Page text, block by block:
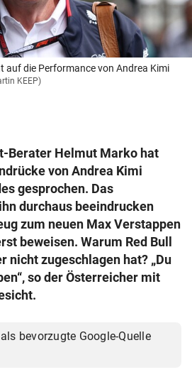
& Co KG 2026
auf die Performance von Andrea Kimi
KEEP)
Berater Helmut Marko hat
von Andrea Kimi
gesprochen. Das
durchaus beeindrucken
zum neuen Max Verstappen
beweisen. Warum Red Bull
nicht zugeschlagen hat? „Du
so der Österreicher mit
bevorzugte Google-Quelle